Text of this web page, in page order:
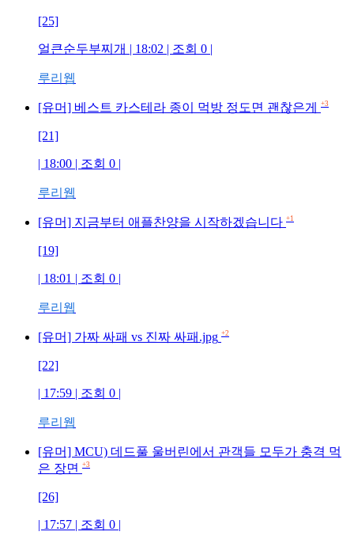
[25]
얼큰순두부찌개 | 18:02 | 조회 0 |
루리웹
[유머] 베스트 카스테라 종이 먹방 정도면 괜찮은게 +3
[21]
| 18:00 | 조회 0 |
루리웹
[유머] 지금부터 애플찬양을 시작하겠습니다 +1
[19]
| 18:01 | 조회 0 |
루리웹
[유머] 가짜 싸패 vs 진짜 싸패.jpg +2
[22]
| 17:59 | 조회 0 |
루리웹
[유머] MCU) 데드풀 울버린에서 관객들 모두가 충격 먹
은 장면
+3
[26]
| 17:57 | 조회 0 |